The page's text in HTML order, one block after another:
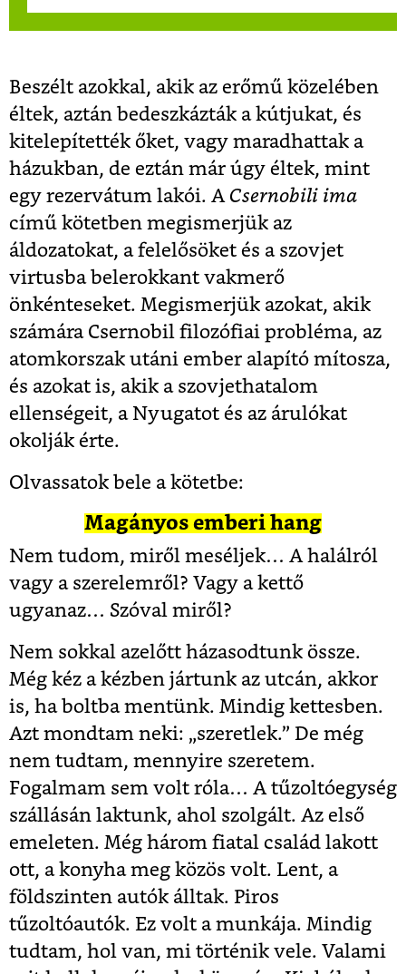
Beszélt azokkal, akik az erőmű közelében
éltek, aztán bedeszkázták a kútjukat, és
kitelepítették őket, vagy maradhattak a
házukban, de eztán már úgy éltek, mint
egy rezervátum lakói. A Csernobili ima
című kötetben megismerjük az
áldozatokat, a felelősöket és a szovjet
virtusba belerokkant vakmerő
önkénteseket. Megismerjük azokat, akik
számára Csernobil filozófiai probléma, az
atomkorszak utáni ember alapító mítosza,
és azokat is, akik a szovjethatalom
ellenségeit, a Nyugatot és az árulókat
okolják érte.
Olvassatok bele a kötetbe:
Magányos emberi hang
Nem tudom, miről meséljek… A halálról
vagy a szerelemről? Vagy a kettő
ugyanaz… Szóval miről?
Nem sokkal azelőtt házasodtunk össze.
Még kéz a kézben jártunk az utcán, akkor
is, ha boltba mentünk. Mindig kettesben.
Azt mondtam neki: „szeretlek.” De még
nem tudtam, mennyire szeretem.
Fogalmam sem volt róla… A tűzoltóegység
szállásán laktunk, ahol szolgált. Az első
emeleten. Még három fiatal család lakott
ott, a konyha meg közös volt. Lent, a
földszinten autók álltak. Piros
tűzoltóautók. Ez volt a munkája. Mindig
tudtam, hol van, mi történik vele. Valami